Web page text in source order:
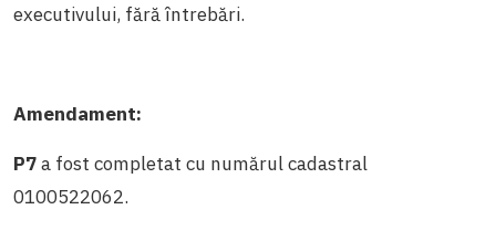
executivului, fără întrebări.
Amendament:
P7a fost completat cu numărul cadastral
0100522062.